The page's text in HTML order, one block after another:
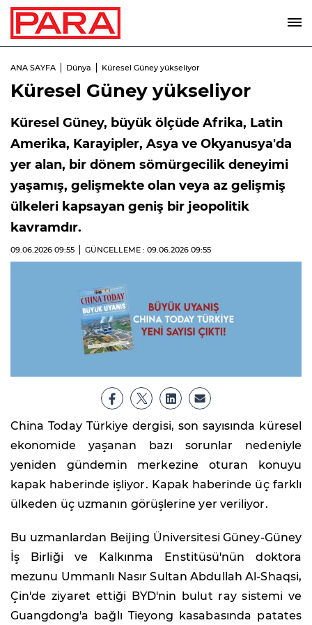
ANA SAYFA Dünya Küresel Güney yükseliyor
Küresel Güney yükseliyor
Küresel Güney, büyük ölçüde Afrika, Latin
Amerika, Karayipler, Asya ve Okyanusya'da
yer alan, bir dönem sömürgecilik deneyimi
yaşamış, gelişmekte olan veya az gelişmiş
ülkeleri kapsayan geniş bir jeopolitik
kavramdır.
09.06.2026 09:55 GÜNCELLEME : 09.06.2026 09:55
China Today Türkiye dergisi, son sayısında küresel
ekonomide yaşanan bazı sorunlar nedeniyle
yeniden gündemin merkezine oturan konuyu
kapak haberinde işliyor. Kapak haberinde üç farklı
ülkeden üç uzmanın görüşlerine yer veriliyor.
Bu uzmanlardan Beijing Üniversitesi Güney-Güney
İş Birliği ve Kalkınma Enstitüsü'nün doktora
mezunu Ummanlı Nasır Sultan Abdullah Al-Shaqsi,
Çin'de ziyaret ettiği BYD'nin bulut ray sistemi ve
Guangdong'a bağlı Tieyong kasabasında patates